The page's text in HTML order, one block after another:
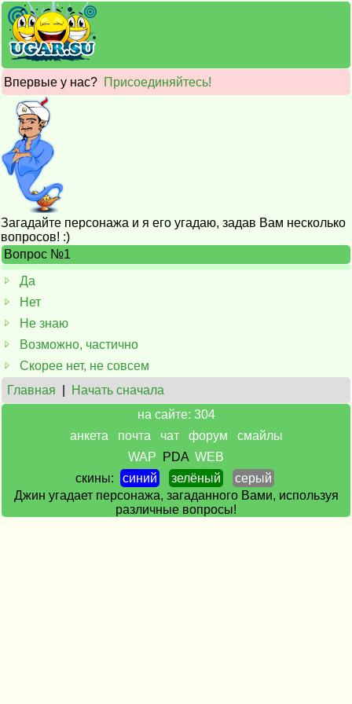
Впервые у нас? Присоединяйтесь!
Загадайте персонажа и я его угадаю, задав Вам несколько
вопросов! :)
Вопрос №1
Да
Нет
Не знаю
Возможно, частично
Скорее нет, не совсем
Главная
Начать сначала
на сайте: 304
анкета
почта чат форум
смайлы
WAP
PDA WEB
скины:
синий зелёный
серый
Джин угадает персонажа, загаданного Вами, используя
различные вопросы!